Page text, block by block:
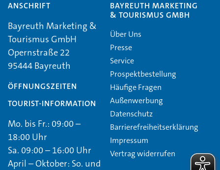
ANSCHRIFT
Bayreuth Marketing &
Tourismus GmbH
Opernstraße 22
95444 Bayreuth
ÖFFNUNGSZEITEN
TOURIST-INFORMATION
Mo. bis Fr.: 09:00 –
18:00 Uhr
Sa. 09:00 – 16:00 Uhr
April – Oktober: So. und
BAYREUTH MARKETING
& TOURISMUS GMBH
Über Uns
Presse
Service
Prospektbestellung
Häufige Fragen
Außenwerbung
Datenschutz
Barrierefreiheitserklärung
Impressum
Vertrag widerrufen